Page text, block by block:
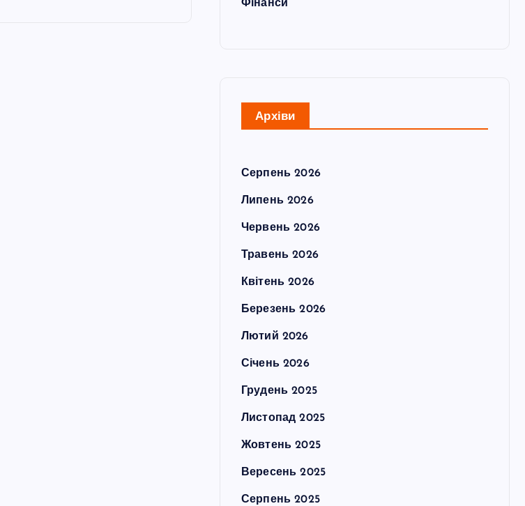
Фінанси
Архіви
Серпень 2026
Липень 2026
Червень 2026
Травень 2026
Квітень 2026
Березень 2026
Лютий 2026
Січень 2026
Грудень 2025
Листопад 2025
Жовтень 2025
Вересень 2025
Серпень 2025